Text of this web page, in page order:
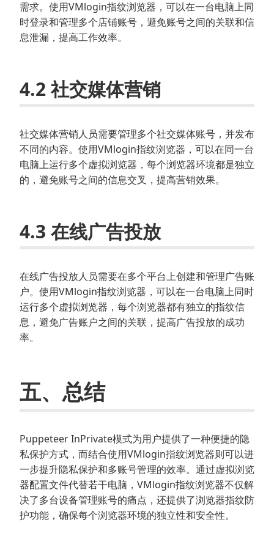
需求。使用VMlogin指纹浏览器，可以在一台电脑上同
时登录和管理多个店铺账号，避免账号之间的关联和信
息泄漏，提高工作效率。
4.2 社交媒体营销
社交媒体营销人员需要管理多个社交媒体账号，并发布
不同的内容。使用VMlogin指纹浏览器，可以在同一台
电脑上运行多个虚拟浏览器，每个浏览器环境都是独立
的，避免账号之间的信息交叉，提高营销效果。
4.3 在线广告投放
在线广告投放人员需要在多个平台上创建和管理广告账
户。使用VMlogin指纹浏览器，可以在一台电脑上同时
运行多个虚拟浏览器，每个浏览器都有独立的指纹信
息，避免广告账户之间的关联，提高广告投放的成功
率。
五、总结
Puppeteer InPrivate模式为用户提供了一种便捷的隐
私保护方式，而结合使用VMlogin指纹浏览器则可以进
一步提升隐私保护和多账号管理的效率。通过虚拟浏览
器配置文件代替若干电脑，VMlogin指纹浏览器不仅解
决了多台设备管理账号的痛点，还提供了浏览器指纹防
护功能，确保每个浏览器环境的独立性和安全性。